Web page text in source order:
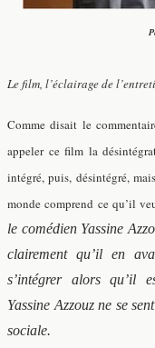
Le film, l’éclairage de
Comme disait le
appeler ce film la
intégré, puis, désintégré,
monde comprend ce qu’il
le comédien Yassine
clairement qu’il en
s’intégrer alors qu’il
Yassine Azzouz ne se
sociale.